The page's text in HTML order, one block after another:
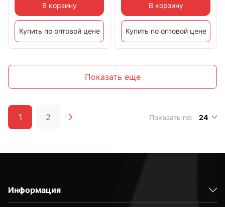
В корзину
Купить по оптовой цене
В корзину
Купить по оптовой цене
Показать еще
1 2 Показать по: 24
Информация